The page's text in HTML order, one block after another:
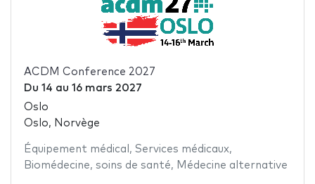
ACDM Conference 2027
Du 14 au 16 mars 2027
Oslo
Oslo, Norvège
Équipement médical , Services médicaux,
Biomédecine, soins de santé, Médecine alternative